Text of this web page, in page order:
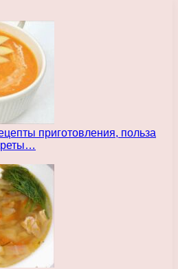
приготовления, польза